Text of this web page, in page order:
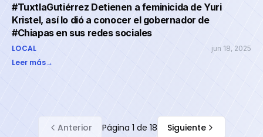
#TuxtlaGutiérrez Detienen a feminicida de Yuri
Kristel, así lo dió a conocer el gobernador de
#Chiapas en sus redes sociales
LOCAL jun 18, 2025
Leer más→
Anterior Página 1de 18 Siguiente